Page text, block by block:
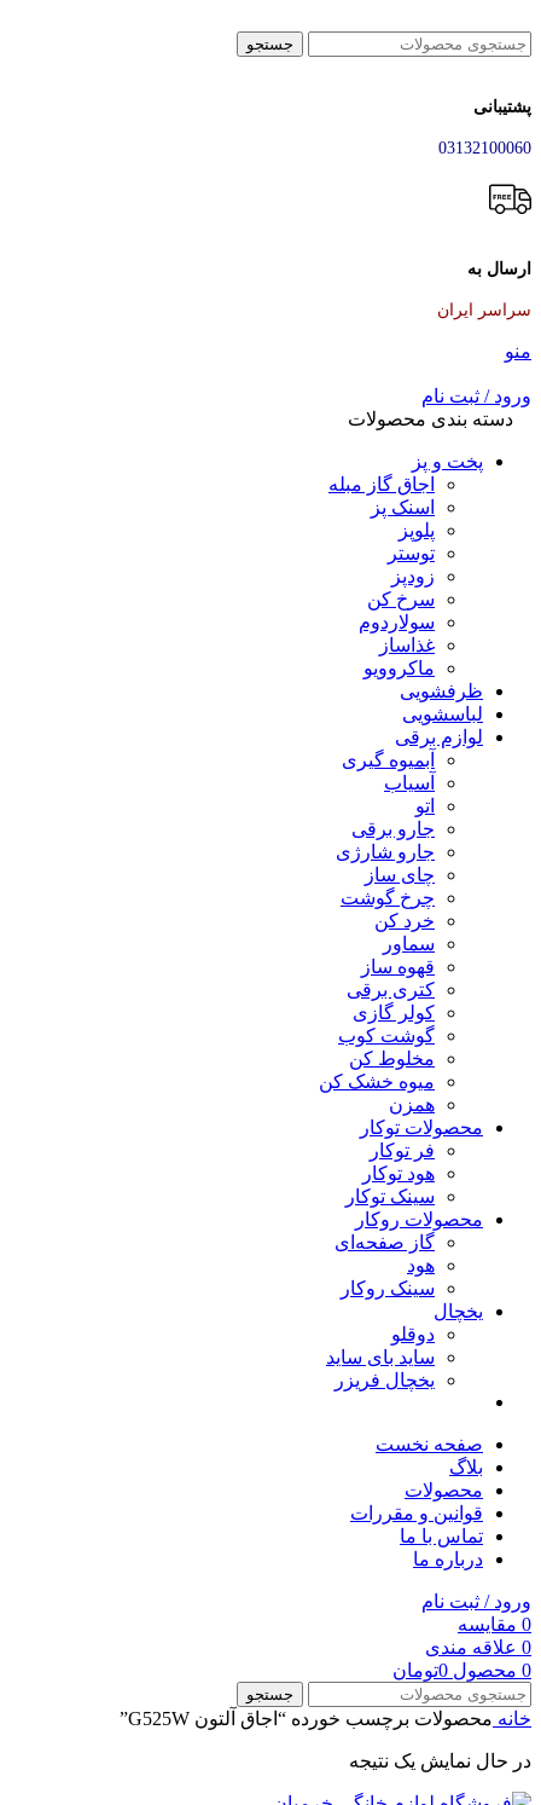
جستجو
پشتیبانی
03132100060
ارسال به
سراسر ایران
منو
ورود / ثبت نام
دسته بندی محصولات
پخت و پز
اجاق گاز مبله
اسنک پز
پلوپز
توستر
زودپز
سرخ کن
سولاردوم
غذاساز
ماکروویو
ظرفشویی
لباسشویی
لوازم برقی
آبمیوه گیری
آسیاب
اتو
جارو برقی
جارو شارژی
چای ساز
چرخ گوشت
خرد کن
سماور
قهوه ساز
کتری برقی
کولر گازی
گوشت کوب
مخلوط کن
میوه خشک کن
همزن
محصولات توکار
فر توکار
هود توکار
سینک توکار
محصولات روکار
گاز صفحه‌ای
هود
سینک روکار
یخچال
دوقلو
ساید بای ساید
یخچال فریزر
صفحه نخست
بلاگ
محصولات
قوانین و مقررات
تماس با ما
درباره ما
ورود / ثبت نام
0 مقایسه
0 علاقه مندی
0 محصول 0تومان
جستجو
خانه محصولات برچسب خورده “اجاق آلتون G525W”
در حال نمایش یک نتیجه